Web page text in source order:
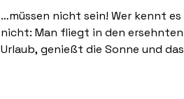
…müssen nicht sein! Wer kennt es
nicht: Man fliegt in den ersehnten
Urlaub, genießt die Sonne und das